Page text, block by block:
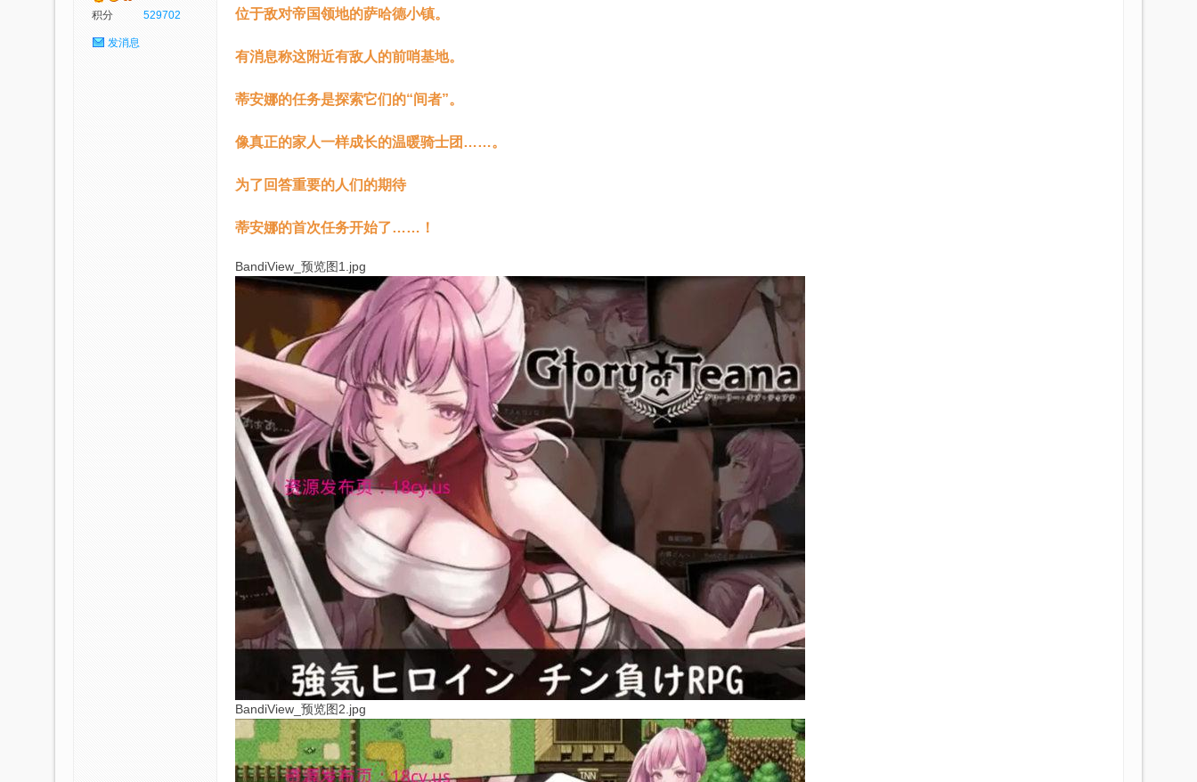
积分 529702
发消息
位于敌对帝国领地的萨哈德小镇。
有消息称这附近有敌人的前哨基地。
蒂安娜的任务是探索它们的“间者”。
像真正的家人一样成长的温暖骑士团……。
为了回答重要的人们的期待
蒂安娜的首次任务开始了……！
BandiView_预览图1.jpg
BandiView_预览图2.jpg